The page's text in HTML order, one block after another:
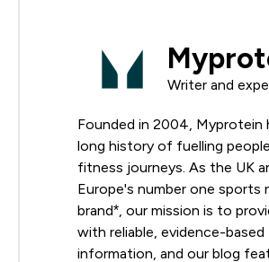
Writer and
Founded in 2004, Myprotein
long history of fuelling
fitness journeys. As the UK
Europe's number one sports
brand*, our mission is to
with reliable, evidence-based
information, and our blog